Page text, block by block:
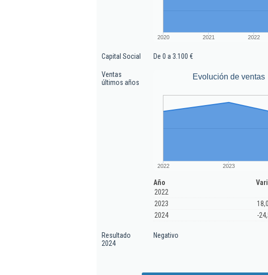
2020 2021 2022
Capital Social De 0 a 3.100 €
Ventas
últimos años
Evolución de ventas
2022 2023
Año
2022
2023
2024
-
Resultado
2024
Negativo